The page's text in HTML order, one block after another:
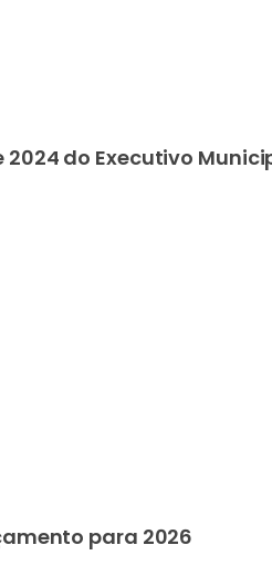
do Executivo
para 2026